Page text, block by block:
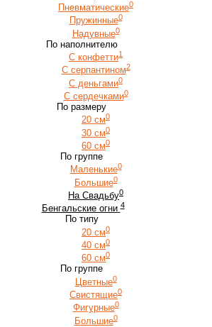
Пневматические0
Пружинные0
Надувные0
По наполнителю
С конфетти1
С серпантином2
С деньгами0
С сердечками0
По размеру
20 см0
30 см0
60 см0
По группе
Маленькие0
Большие0
На Свадьбу0
Бенгальские огни 4
По типу
20 см0
40 см0
60 см0
По группе
Цветные0
Свистящие0
Фигурные0
Большие0